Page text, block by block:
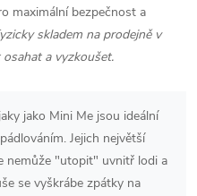
maximální bezpečnost a
skladem na prodejně v
a vyzkoušet.
jako Mini Me jsou ideální
Jejich největší
nemůže "utopit" uvnitř lodi a
se vyškrábe zpátky na